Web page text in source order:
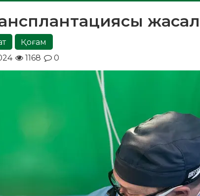
Қоғам
1168 0